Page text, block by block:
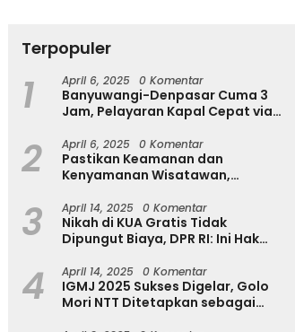
Terpopuler
1 April 6, 2025 0 Komentar
Banyuwangi-Denpasar Cuma 3
Jam, Pelayaran Kapal Cepat via
Denpasar Segera Dibuka
2 April 6, 2025 0 Komentar
Pastikan Keamanan dan
Kenyamanan Wisatawan,
Tinjau Destinasi Wisata
3 April 14, 2025 0 Komentar
Nikah di KUA Gratis Tidak
Dipungut Biaya, DPR RI: Ini Hak
4 April 14, 2025 0 Komentar
IGMJ 2025 Sukses Digelar, Golo
Mori NTT Ditetapkan sebagai